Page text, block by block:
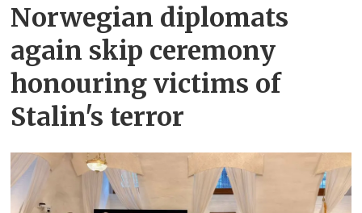
Norwegian diplomats
again skip ceremony
honouring victims of
Stalin's terror